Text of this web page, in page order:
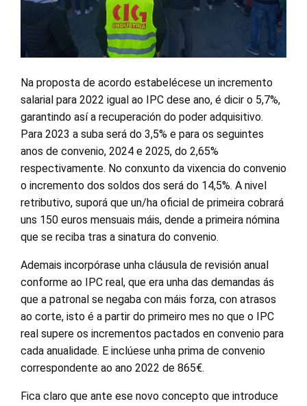
Na proposta de acordo estabelécese un incremento
salarial para 2022 igual ao IPC dese ano, é dicir o 5,7%,
garantindo así a recuperación do poder adquisitivo.
Para 2023 a suba será do 3,5% e para os seguintes
anos de convenio, 2024 e 2025, do 2,65%
respectivamente. No conxunto da vixencia do convenio
o incremento dos soldos dos será do 14,5%. A nivel
retributivo, suporá que un/ha oficial de primeira cobrará
uns 150 euros mensuais máis, dende a primeira nómina
que se reciba tras a sinatura do convenio.
Ademais incorpórase unha cláusula de revisión anual
conforme ao IPC real, que era unha das demandas ás
que a patronal se negaba con máis forza, con atrasos
ao corte, isto é a partir do primeiro mes no que o IPC
real supere os incrementos pactados en convenio para
cada anualidade. E inclúese unha prima de convenio
correspondente ao ano 2022 de 865€.
Fica claro que ante ese novo concepto que introduce